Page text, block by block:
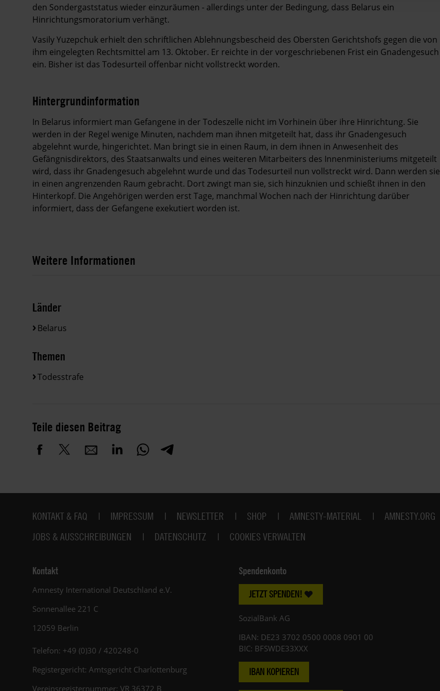
den Sondergaststatus wieder einzuräumen - allerdings unter der Bedingung, dass Belarus ein
Hinrichtungsmoratorium verhängt.
Vasily Yuzepchuk erhielt den schriftlichen Ablehnungsbescheid des Obersten Gerichtshofs gegen die von
ihm eingelegten Rechtsmittel am 13. Oktober. Er reichte in der vorgeschriebenen Frist ein Gnadengesuch
ein. Bisher ist das Todesurteil offenbar nicht vollstreckt worden.
Hintergrundinformation
Hintergrund
In Belarus informiert man Gefangene in der Todeszelle nicht im Vorhinein über ihre Hinrichtung. Sie
werden in der Regel wenige Minuten, nachdem man ihnen mitgeteilt hat, dass ihr Gnadengesuch
abgelehnt wurde, hingerichtet. Man bringt sie in einen Raum, in dem ihnen in Anwesenheit des
Gefängnisdirektors, des Staatsanwalts und eines weiteren Mitarbeiters des Innenministeriums mitgeteilt
wird, dass ihr Gnadengesuch abgelehnt wurde und das Todesurteil nun vollstreckt wird. Dann werden sie
in einen angrenzenden Raum gebracht. Dort zwingt man sie, sich hinzuknien und schießt ihnen in den
Hinterkopf. Die Angehörigen werden erst Tage, manchmal Wochen nach der Hinrichtung darüber
informiert, dass der Gefangene exekutiert worden ist.
Weitere Informationen
Länder
Belarus
Themen
Todesstrafe
Teile diesen Beitrag
Fußbereich
KONTAKT & FAQ IMPRESSUM NEWSLETTER SHOP AMNESTY-MATERIAL AMNESTY.ORG
JOBS & AUSSCHREIBUNGEN
DATENSCHUTZ COOKIES VERWALTEN
Kontakt
Amnesty International Deutschland e.V.
Sonnenallee 221 C
12059 Berlin
Telefon: +49 (0)30 / 420248-0
Registergericht: Amtsgericht Charlottenburg
Vereinsregisternummer: VR 36372 B
Spendenkonto
JETZT SPENDEN!
SozialBank AG
IBAN: DE23 3702 0500 0008 0901 00
BIC: BFSWDE33XXX
IBAN KOPIEREN